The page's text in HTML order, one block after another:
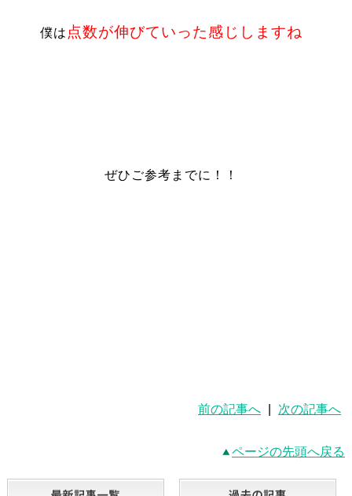
僕は 点数が伸びていった感じしますね
ぜひご参考までに！！
前の記事へ 次の記事へ
ページの先頭へ戻る
最新記事一覧